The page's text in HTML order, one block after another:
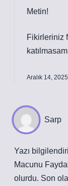
Metin!
Fikirleriniz
Aralık 14, 2025
Sarp
Yazı
Macunu
olurdu. Son